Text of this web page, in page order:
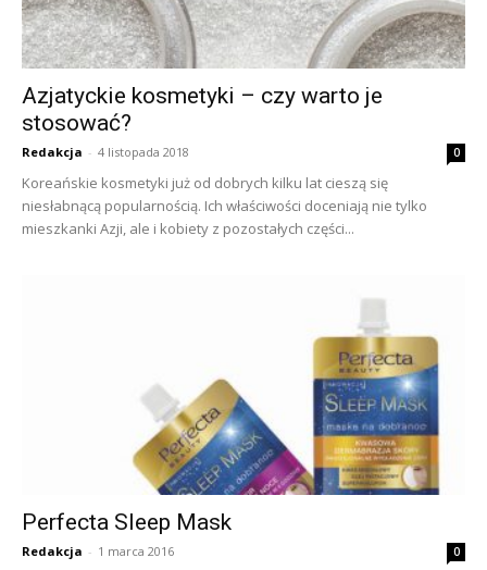
Azjatyckie kosmetyki – czy warto je
stosować?
Redakcja - 4 listopada 2018 0
Koreańskie kosmetyki już od dobrych kilku lat cieszą się
niesłabnącą popularnością. Ich właściwości doceniają nie tylko
mieszkanki Azji, ale i kobiety z pozostałych części...
Perfecta Sleep Mask
Redakcja - 1 marca 2016 0